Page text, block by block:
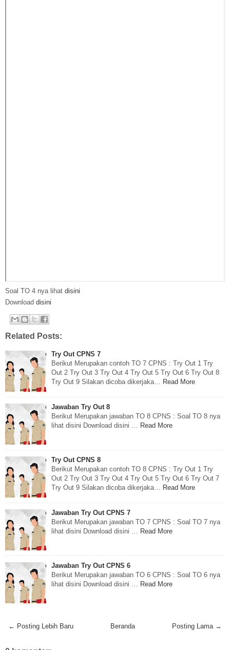
Soal TO 4 nya lihat disini
Download disini
Related Posts:
Try Out CPNS 7
Berikut Merupakan contoh TO 7 CPNS : Try Out 1 Try
Out 2 Try Out 3 Try Out 4 Try Out 5 Try Out 6 Try Out 8
Try Out 9 Silakan dicoba dikerjaka…
Read More
Jawaban Try Out 8
Berikut Merupakan jawaban TO 8 CPNS : Soal TO 8 nya
lihat disini Download disini …
Read More
Try Out CPNS 8
Berikut Merupakan contoh TO 8 CPNS : Try Out 1 Try
Out 2 Try Out 3 Try Out 4 Try Out 5 Try Out 6 Try Out 7
Try Out 9 Silakan dicoba dikerjaka…
Read More
Jawaban Try Out CPNS 7
Berikut Merupakan jawaban TO 7 CPNS : Soal TO 7 nya
lihat disini Download disini …
Read More
Jawaban Try Out CPNS 6
Berikut Merupakan jawaban TO 6 CPNS : Soal TO 6 nya
lihat disini Download disini …
Read More
← Posting Lebih Baru Posting Lama →
Beranda